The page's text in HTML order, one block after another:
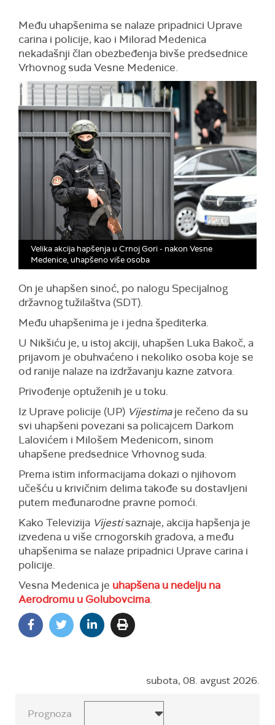
Među uhapšenima se nalaze pripadnici Uprave
carina i policije, kao i Milorad Medenica
nekadašnji član obezbeđenja bivše predsednice
Vrhovnog suda Vesne Medenice.
Velika akcija hapšenja u Crnoj Gori - nakon Vesne
Medenice, uhapšeno više osoba
On je uhapšen sinoć, po nalogu Specijalnog
državnog tužilaštva (SDT).
Među uhapšenima je i jedna špediterka.
U Nikšiću je, u istoj akciji, uhapšen Luka Bakoč, a
prijavom je obuhvaćeno i nekoliko osoba koje se
od ranije nalaze na izdržavanju kazne zatvora.
Privođenje optuženih je u toku.
Iz Uprave policije (UP) Vijestimaje rečeno da su
svi uhapšeni povezani sa policajcem Darkom
Lalovićem i Milošem Medenicom, sinom
uhapšene predsednice Vrhovnog suda.
Prema istim informacijama dokazi o njihovom
učešću u krivičnim delima takođe su dostavljeni
putem međunarodne pravne pomoći.
Kako Televizija Vijestisaznaje, akcija hapšenja je
izvedena u više crnogorskih gradova, a među
uhapšenima se nalaze pripadnici Uprave carina i
policije.
Vesna Medenica je uhapšena u nedelju na
Aerodromu u Golubovcima.
subota, 08. avgust 2026.
Prognoza